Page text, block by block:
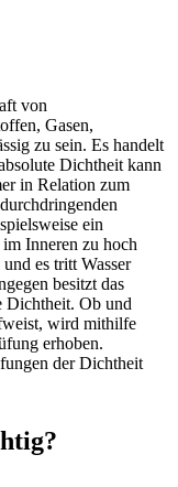
von
Gasen,
zu sein. Es handelt
Dichtheit kann
in Relation zum
ein
Inneren zu hoch
es tritt Wasser
besitzt das
Dichtheit. Ob und
wird mithilfe
erhoben.
der Dichtheit